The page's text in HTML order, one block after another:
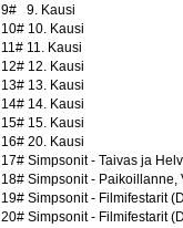
9# 9. Kausi
10# 10. Kausi
11# 11. Kausi
12# 12. Kausi
13# 13. Kausi
14# 14. Kausi
15# 15. Kausi
16# 20. Kausi
17# Simpsonit - Taivas ja
18# Simpsonit - Paikoillanne,
19# Simpsonit - Filmifestarit
20# Simpsonit - Filmifestarit